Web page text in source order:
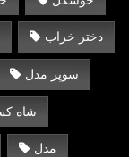
دختر خراب
سوپر مدل
شاه
مدل